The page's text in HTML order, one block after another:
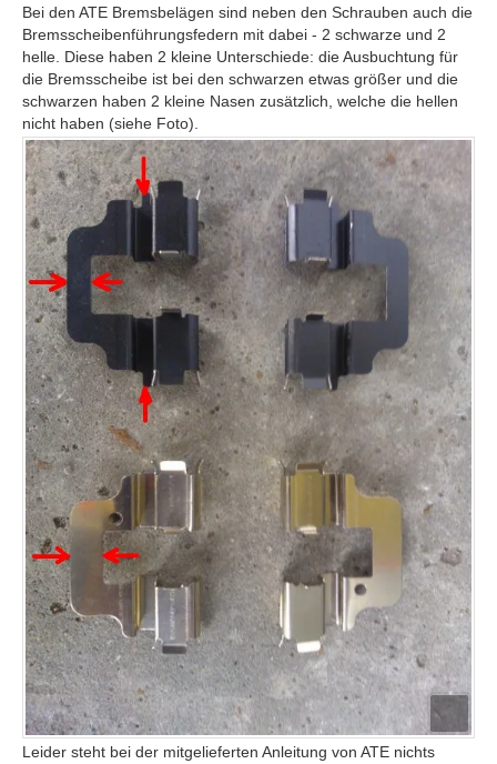
Bei den ATE Bremsbelägen sind neben den Schrauben auch die
Bremsscheibenführungsfedern mit dabei - 2 schwarze und 2
helle. Diese haben 2 kleine Unterschiede: die Ausbuchtung für
die Bremsscheibe ist bei den schwarzen etwas größer und die
schwarzen haben 2 kleine Nasen zusätzlich, welche die hellen
nicht haben (siehe Foto).
Leider steht bei der mitgelieferten Anleitung von ATE nichts